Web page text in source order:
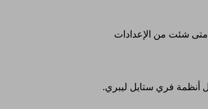
متى شئت من الإعدادات
أنظمة فري ستايل ليبري.